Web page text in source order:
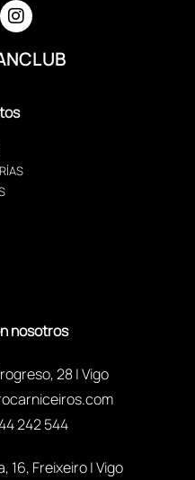
nosotros
28 | Vigo
242 544
16, Freixeiro | Vigo